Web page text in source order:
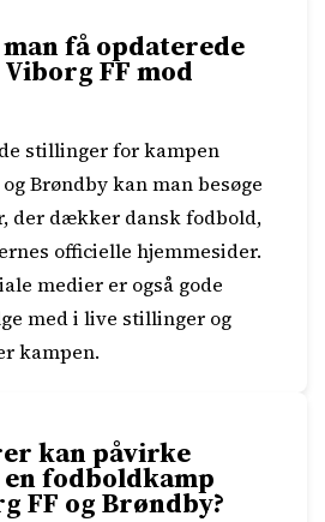
få opdaterede
FF mod
stillinger for kampen
Brøndby kan man besøge
der dækker dansk fodbold,
officielle hjemmesider.
medier er også gode
med i live stillinger og
kampen.
kan påvirke
fodboldkamp
FF og Brøndby?